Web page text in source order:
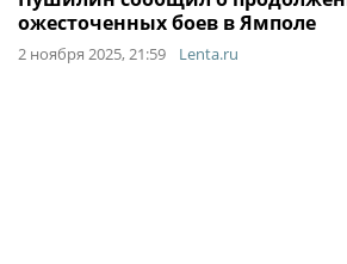
ожесточенных боев в Ямполе
2 ноября 2025, 21:59 Lenta.ru